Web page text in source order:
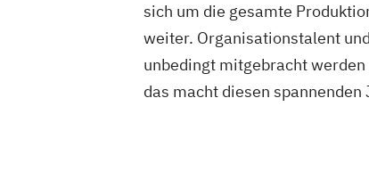
sich um die gesamte
weiter. Organisationstalent
unbedingt mitgebracht
das macht diesen spannenden